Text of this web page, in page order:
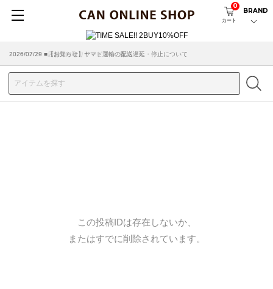
カート
0
BRAND
2026/07/29 ■【お知らせ】ヤマト運輸の配送遅延・停止について
2026/03/18 ■店舗受け取りサービスのご案内
この投稿IDは存在しないか、
またはすでに削除されています。